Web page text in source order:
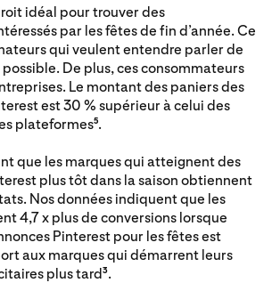
idéal pour trouver des
par les fêtes de fin d’année. Ce
qui veulent entendre parler de
De plus, ces consommateurs
Le montant des paniers des
est 30 % supérieur à celui des
plateformes5.
que les marques qui atteignent des
plus tôt dans la saison obtiennent
Nos données indiquent que les
4,7 x plus de conversions lorsque
Pinterest pour les fêtes est
aux marques qui démarrent leurs
plus tard3.